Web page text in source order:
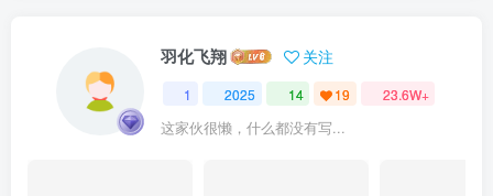
羽化飞翔 关注
1 2025 14 19 23.6W+
这家伙很懒，什么都没有写...